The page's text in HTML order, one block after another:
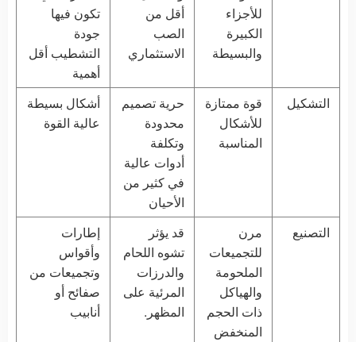
للأجزاء
الكبيرة
والبسيطة
أقل من
الصب
الاستثماري
تكون فيها
جودة
التشطيب أقل
أهمية
التشكيل
قوة ممتازة
للأشكال
المناسبة
حرية تصميم
محدودة
وتكلفة
أدوات عالية
في كثير من
الأحيان
أشكال بسيطة
عالية القوة
التصنيع
مرن
للتجميعات
الملحومة
والهياكل
ذات الحجم
المنخفض
قد يؤثر
تشوه اللحام
والدرزات
المرئية على
المظهر.
إطارات
وأقواس
وتجميعات من
صفائح أو
أنابيب